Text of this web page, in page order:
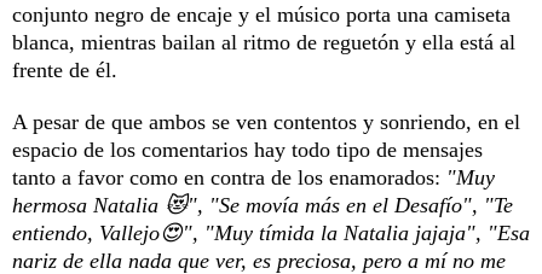
conjunto negro de encaje y el músico porta una camiseta
blanca, mientras bailan al ritmo de reguetón y ella está al
frente de él.
A pesar de que ambos se ven contentos y sonriendo, en el
espacio de los comentarios hay todo tipo de mensajes
tanto a favor como en contra de los enamorados: "Muy
hermosa Natalia 😻", "Se movía más en el Desafío", "Te
entiendo, Vallejo😍", "Muy tímida la Natalia jajaja", "Esa
nariz de ella nada que ver, es preciosa, pero a mí no me